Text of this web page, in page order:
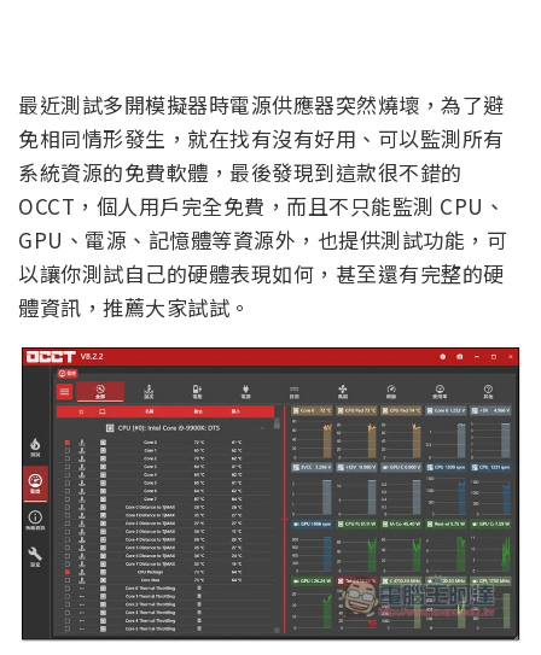
最近測試多開模擬器時電源供應器突然燒壞，為了避
免相同情形發生，就在找有沒有好用、可以監測所有
系統資源的免費軟體，最後發現到這款很不錯的
OCCT，個人用戶完全免費，而且不只能監測 CPU、
GPU、電源、記憶體等資源外，也提供測試功能，可
以讓你測試自己的硬體表現如何，甚至還有完整的硬
體資訊，推薦大家試試。